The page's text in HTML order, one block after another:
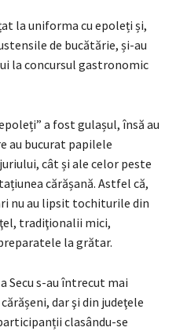
la uniforma cu epoleți și,
de bucătărie, și-au
la concursul gastronomic
a fost gulașul, însă au
au bucurat papilele
cât și ale celor peste
cărășană. Astfel că,
nu au lipsit tochiturile din
tradiţionalii mici,
la grătar.
Secu s-au întrecut mai
dar şi din judeţele
clasându-se